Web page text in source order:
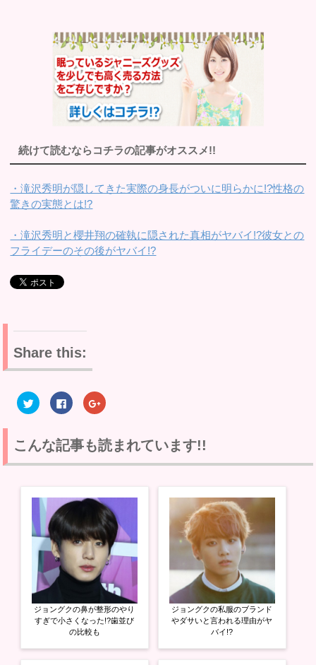
続けて読むならコチラの記事がオススメ!!
・滝沢秀明が隠してきた実際の身長がついに明らかに!?性格の
驚きの実態とは!?
・滝沢秀明と櫻井翔の確執に隠された真相がヤバイ!?彼女との
フライデーのその後がヤバイ!?
Share this:
ク
リ
て
T
i
共
有
(
新
し
い
ウ
ィ
ン
ド
ウ
で
開
す
F
a
o
o
で
る
ク
リ
ッ
て
く
い
(
新
し
い
ウ
ク
リ
て
G
o
+
で
共
有
(
新
し
い
ウ
ィ
ン
ド
ウ
で
開
す
こんな記事も読まれています!!
ジョングクの鼻が整形のやり
すぎで小さくなった!?歯並び
の比較も
ジョングクの私服のブランド
やダサいと言われる理由がヤ
バイ!?